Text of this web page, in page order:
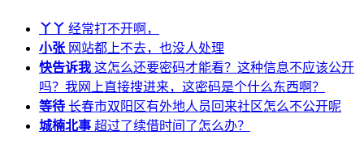
丫丫 经常打不开啊，
小张 网站都上不去，也没人处理
快告诉我 这怎么还要密码才能看？这种信息不应该公开
吗？我网上直接搜进来，这密码是个什么东西啊？
等待 长春市双阳区有外地人员回来社区怎么不公开呢
城楠北事 超过了续借时间了怎么办？